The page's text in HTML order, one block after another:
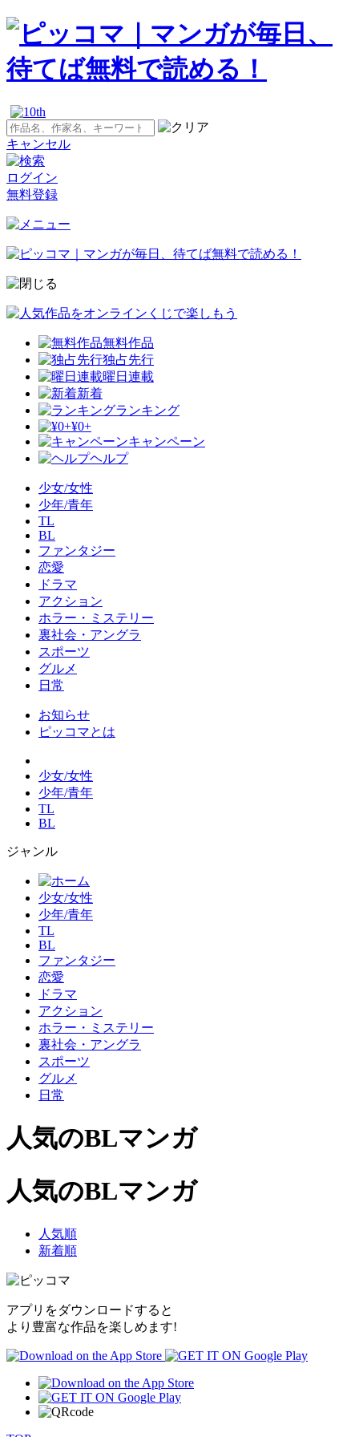
キャンセル
ログイン
無料登録
無料作品
独占先行
曜日連載
新着
ランキング
¥0+
キャンペーン
ヘルプ
少女/女性
少年/青年
TL
BL
ファンタジー
恋愛
ドラマ
アクション
ホラー・ミステリー
裏社会・アングラ
スポーツ
グルメ
日常
お知らせ
ピッコマとは
少女/女性
少年/青年
TL
BL
ジャンル
少女/女性
少年/青年
TL
BL
ファンタジー
恋愛
ドラマ
アクション
ホラー・ミステリー
裏社会・アングラ
スポーツ
グルメ
日常
人気のBLマンガ
人気のBLマンガ
人気順
新着順
アプリをダウンロードすると
より豊富な作品を楽しめます!